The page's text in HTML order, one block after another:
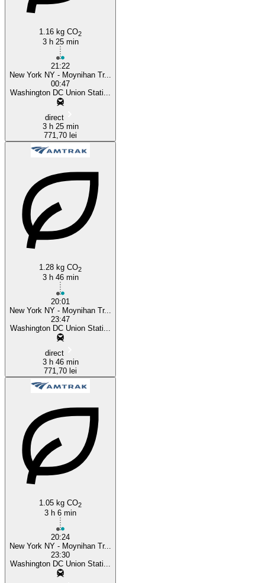
1.16 kg CO2
3 h 25 min
21:22
New York NY - Moynihan Tr...
00:47
Washington DC Union Stati...
direct
3 h 25 min
771,70 lei
1.28 kg CO2
3 h 46 min
20:01
New York NY - Moynihan Tr...
23:47
Washington DC Union Stati...
direct
3 h 46 min
771,70 lei
1.05 kg CO2
3 h 6 min
20:24
New York NY - Moynihan Tr...
23:30
Washington DC Union Stati...